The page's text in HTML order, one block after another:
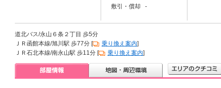
敷引・償却 -
道北バス/永山６条２丁目 歩5分
ＪＲ函館本線/旭川駅 歩77分 [
乗り換え案内]
ＪＲ石北本線/南永山駅 歩11分 [
乗り換え案内]